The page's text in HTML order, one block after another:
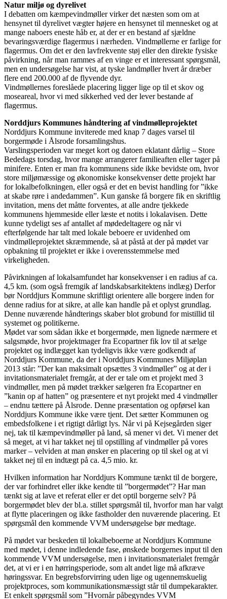
Natur miljø og dyrelivet
I debatten om kæmpevindmøller virker det næsten som om at
hensynet til dyrelivet vægter højere en hensynet til mennesket og at
mange naboers eneste håb er, at der er en bestand af sjældne
bevaringsværdige flagermus i nærheden. Vindmøllerne er farlige for
flagermus. Om det er den lavfrekvente støj eller den direkte fysiske
påvirkning, når man rammes af en vinge er et interessant spørgsmål,
men en undersøgelse har vist, at tyske landmøller hvert år dræber
flere end 200.000 af de flyvende dyr.
Vindmøllernes foreslåede placering ligger lige op til et skov og
moseareal, hvor vi med sikkerhed ved der lever bestande af
flagermus.
Norddjurs Kommunes håndtering af vindmølleprojektet
Norddjurs Kommune inviterede med knap 7 dages varsel til
borgermøde i Ålsrode forsamlingshus.
Varslingsperioden var meget kort og datoen eklatant dårlig – Store
Bededags torsdag, hvor mange arrangerer familieaften eller tager på
minifere. Enten er man fra kommunens side ikke bevidste om, hvor
store miljømæssige og økonomiske konsekvenser dette projekt har
for lokalbefolkningen, eller også er det en bevist handling for ”ikke
at skabe røre i andedammen”. Kun ganske få borgere fik en skriftlig
invitation, mens det måtte forventes, at alle andre tjekkede
kommunens hjemmeside eller læste et notits i lokalavisen. Dette
kunne tydeligt ses af antallet af mødedeltagere og når vi
efterfølgende har talt med lokale beboere er uvidenhed om
vindmølleprojektet skræmmende, så at påstå at der på mødet var
opbakning til projektet er ikke i overensstemmelse med
virkeligheden.
Påvirkningen af lokalsamfundet har konsekvenser i en radius af ca.
4,5 km. (som også fremgik af landskabsarkitektens indlæg) Derfor
bør Norddjurs Kommune skriftligt orientere alle borgere inden for
denne radius for at sikre, at alle kan handle på et oplyst grundlag.
Denne nuværende håndterings skaber blot grobund for mistillid til
systemet og politikerne.
Mødet var som sådan ikke et borgermøde, men lignede nærmere et
salgsmøde, hvor projektmager fra Ecopartner fik lov til at sælge
projektet og indlægget kan tydeligvis ikke være godkendt af
Norddjurs Kommune, da der i Norddjurs Kommunes Miljøplan
2013 står: ”Der kan maksimalt opsættes 3 vindmøller” og at der i
invitationsmaterialet fremgår, at der er tale om et projekt med 3
vindmøller, men på mødet trækker sælgeren fra Ecopartner en
”kanin op af hatten” og præsentere et nyt projekt med 4 vindmøller
– endnu tættere på Ålsrode. Denne præsentation og opførsel kan
Norddjurs Kommune ikke være tjent. Det sætter Kommunen og
embedsfolkene i et rigtigt dårligt lys. Når vi på Kejsegården siger
nej, tak til kæmpevindmøller på land, så mener vi det. Vi mener det
så meget, at vi har takket nej til opstilling af vindmøller på vores
marker – velviden at man ønsker en placering op til skel og at vi
takket nej til en indtægt på ca. 4,5 mio. kr.
Hvilken information har Norddjurs Kommune tænkt til de borgere,
der var forhindret eller ikke kendte til ”borgermødet”? Har man
tænkt sig at lave et referat eller er det optil borgerne selv? På
borgermødet blev der bl.a. stillet spørgsmål til, hvorfor man har valgt
at flytte placeringen og ikke fastholder den nuværende placering. Et
spørgsmål den kommende VVM undersøgelse bør medtage.
På mødet var beskeden til lokalbeboerne at Norddjurs Kommune
med mødet, i denne indledende fase, ønskede borgernes input til den
kommende VVM undersøgelse, men i invitationsmaterialet fremgår
det, at vi er i en hørringsperiode, som alt andet lige må afkræve
høringssvar. En begrebsforvirring uden lige og ugennemskuelig
projektproces, som kommunikationsmæssigt står til dumpekarakter.
Et enkelt spørgsmål som ”Hvornår påbegyndes VVM